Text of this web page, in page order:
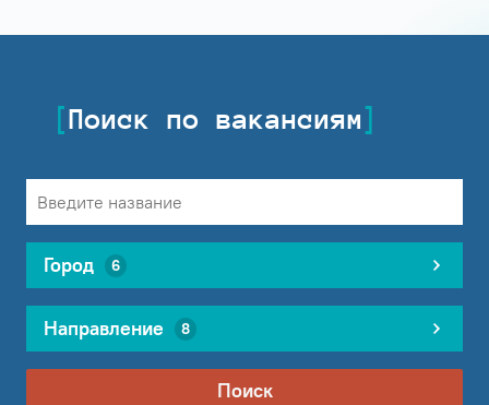
Поиск по вакансиям
Город 6
Направление 8
Поиск